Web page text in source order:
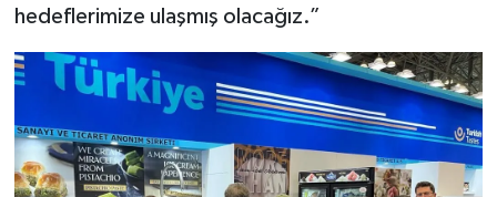
hedeflerimize ulaşmış olacağız.”
Politika
YEREL
BİLİM TEKNOLOJİ